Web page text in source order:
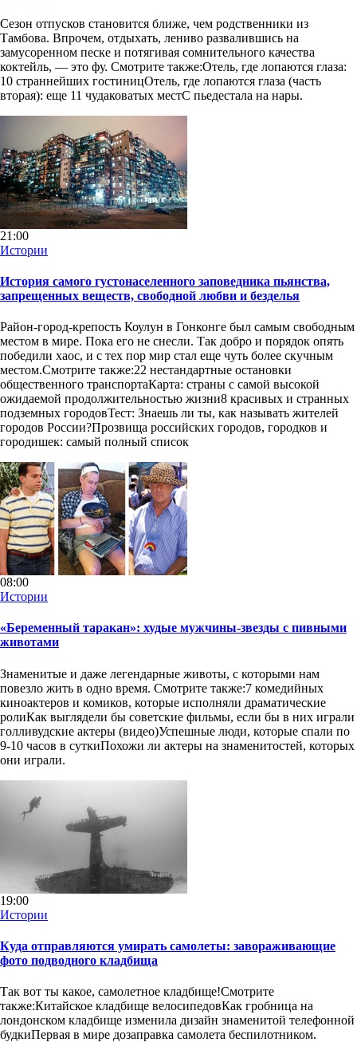
Сезон отпусков становится ближе, чем родственники из
Тамбова. Впрочем, отдыхать, лениво развалившись на
замусоренном песке и потягивая сомнительного качества
коктейль, — это фу. Смотрите также:Отель, где лопаются глаза:
10 страннейших гостиницОтель, где лопаются глаза (часть
вторая): еще 11 чудаковатых местС пьедестала на нары.
21:00
Истории
История самого густонаселенного заповедника пьянства,
запрещенных веществ, свободной любви и безделья
Район-город-крепость Коулун в Гонконге был самым свободным
местом в мире. Пока его не снесли. Так добро и порядок опять
победили хаос, и с тех пор мир стал еще чуть более скучным
местом.Смотрите также:22 нестандартные остановки
общественного транспортаКарта: страны с самой высокой
ожидаемой продолжительностью жизни8 красивых и странных
подземных городовТест: Знаешь ли ты, как называть жителей
городов России?Прозвища российских городов, городков и
городишек: самый полный список
08:00
Истории
«Беременный таракан»: худые мужчины-звезды с пивными
животами
Знаменитые и даже легендарные животы, с которыми нам
повезло жить в одно время. Смотрите также:7 комедийных
киноактеров и комиков, которые исполняли драматические
ролиКак выглядели бы советские фильмы, если бы в них играли
голливудские актеры (видео)Успешные люди, которые спали по
9-10 часов в суткиПохожи ли актеры на знаменитостей, которых
они играли.
19:00
Истории
Куда отправляются умирать самолеты: завораживающие
фото подводного кладбища
Так вот ты какое, самолетное кладбище!Смотрите
также:Китайское кладбище велосипедовКак гробница на
лондонском кладбище изменила дизайн знаменитой телефонной
будкиПервая в мире дозаправка самолета беспилотником.